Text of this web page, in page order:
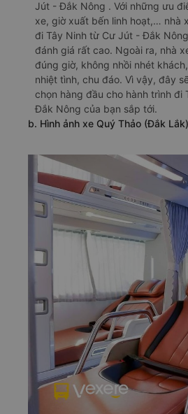
Jút - Đắk Nông . Với những ưu
xe, giờ xuất bến linh hoạt,… nhà
đi Tây Ninh từ Cư Jút - Đắk
đánh giá rất cao. Ngoài ra, nhà
đúng giờ, không nhồi nhét
nhiệt tình, chu đáo. Vì vậy, đây
chọn hàng đầu cho hành trình đi
Đắk Nông của bạn sắp tới.
b. Hình ảnh xe Quý Thảo (Đắk Lắk)